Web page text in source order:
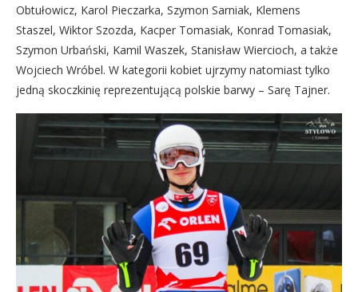
Obtułowicz, Karol Pieczarka, Szymon Sarniak, Klemens
Staszel, Wiktor Szozda, Kacper Tomasiak, Konrad Tomasiak,
Szymon Urbański, Kamil Waszek, Stanisław Wiercioch, a także
Wojciech Wróbel. W kategorii kobiet ujrzymy natomiast tylko
jedną skoczkinię reprezentującą polskie barwy – Sarę Tajner.